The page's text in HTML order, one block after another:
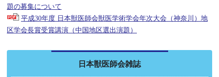
題の募集について
平成30年度 日本獣医師会獣医学術学会年次大会（神奈川）地
区学会長賞受賞講演（中国地区選出演題）
日本獣医師会雑誌